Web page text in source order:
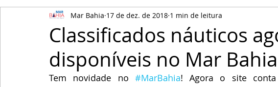
Curiosidades
Classificados náuticos
disponíveis no Mar Bahia
Mar Bahia 17 de dez. de 2018 1 min de leitura
Tem novidade no #MarBahia